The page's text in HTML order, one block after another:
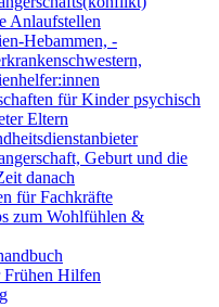
Anlaufstellen
Hebammen, -
für Kinder psychisch
Eltern
Geburt und die
danach
für Fachkräfte
zum Wohlfühlen &
Frühen Hilfen